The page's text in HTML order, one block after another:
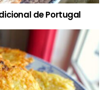
de Portugal